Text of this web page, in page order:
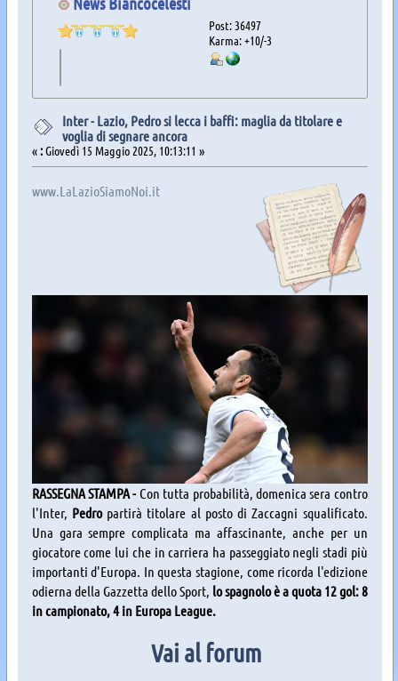
Post: 36497
Karma: +10/-3
Inter - Lazio, Pedro si lecca i baffi: maglia da titolare e
voglia di segnare ancora
«:Giovedì 15 Maggio 2025, 10:13:11 »
www.LaLazioSiamoNoi.it
RASSEGNA STAMPA - Con tutta probabilità, domenica sera contro
l'Inter, Pedropartirà titolare al posto di Zaccagni squalificato.
Una gara sempre complicata ma affascinante, anche per un
giocatore come lui che in carriera ha passeggiato negli stadi più
importanti d'Europa. In questa stagione, come ricorda l'edizione
odierna della Gazzetta dello Sport, lo spagnolo è a quota 12 gol: 8
in campionato, 4 in Europa League.
Vai al forum